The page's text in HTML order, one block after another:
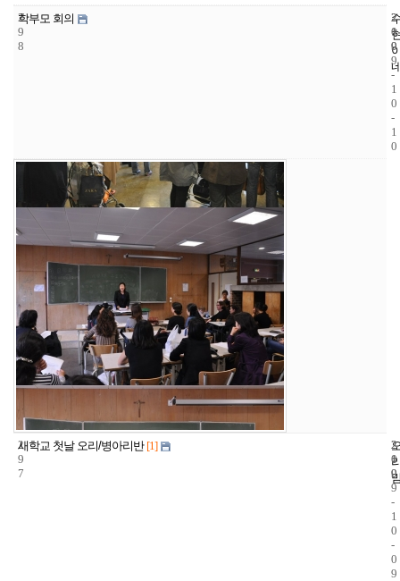
2
9
8
학부모 회의
2
1
9
2
0
0
9
-
1
0
-
1
0
2
9
7
새학교 첫날 오리/병아리반 [1]
2
1
9
2
0
0
9
-
1
0
-
0
9